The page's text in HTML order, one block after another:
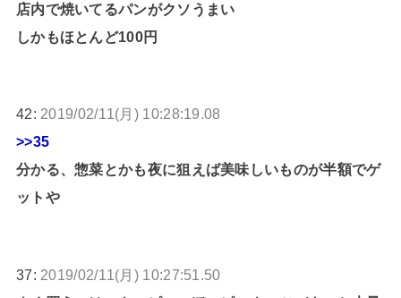
店内で焼いてるパンがクソうまい
しかもほとんど100円
42: 2019/02/11(月) 10:28:19.08
>>35
分かる、惣菜とかも夜に狙えば美味しいものが半額でゲ
ットや
37: 2019/02/11(月) 10:27:51.50